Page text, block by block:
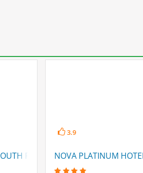
PATTAYA (EX. SIGNATURE
3.9
NOVA PLATINUM